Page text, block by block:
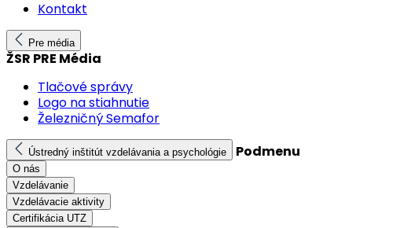
Kontakt
Pre média
ŽSR PRE Média
Tlačové správy
Logo na stiahnutie
Železničný Semafor
Ústredný inštitút vzdelávania a psychológie Podmenu
O nás
Vzdelávanie
Vzdelávacie aktivity
Certifikácia UTZ